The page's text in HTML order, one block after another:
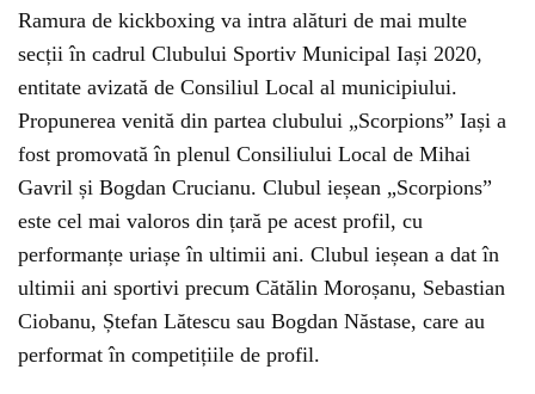
Ramura de kickboxing va intra alături de mai multe
secții în cadrul Clubului Sportiv Municipal Iași 2020,
entitate avizată de Consiliul Local al municipiului.
Propunerea venită din partea clubului „Scorpions” Iași a
fost promovată în plenul Consiliului Local de Mihai
Gavril și Bogdan Crucianu. Clubul ieșean „Scorpions”
este cel mai valoros din țară pe acest profil, cu
performanțe uriașe în ultimii ani. Clubul ieșean a dat în
ultimii ani sportivi precum Cătălin Moroșanu, Sebastian
Ciobanu, Ștefan Lătescu sau Bogdan Năstase, care au
performat în competițiile de profil.